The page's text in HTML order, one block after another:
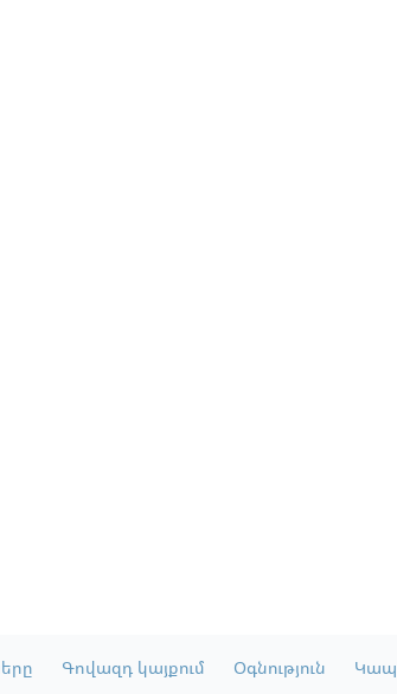
Գովազդ կայքում Օգնություն Կապ